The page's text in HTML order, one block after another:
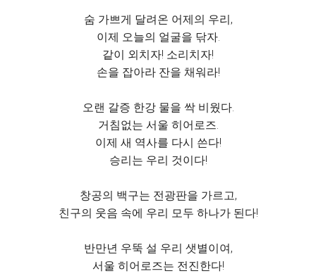
숨 가쁘게 달려온 어제의 우리,
이제 오늘의 얼굴을 닦자.
같이 외치자! 소리치자!
손을 잡아라 잔을 채워라!
오랜 갈증 한강 물을 싹 비웠다.
거침없는 서울 히어로즈.
이제 새 역사를 다시 쓴다!
승리는 우리 것이다!
창공의 백구는 전광판을 가르고,
친구의 웃음 속에 우리 모두 하나가 된다!
반만년 우뚝 설 우리 샛별이여,
서울 히어로즈는 전진한다!